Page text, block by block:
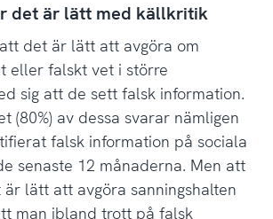
det är lätt med källkritik
det är lätt att avgöra om
eller falskt vet i större
sig att de sett falsk information.
(80%) av dessa svarar nämligen
falsk information på sociala
senaste 12 månaderna. Men att
lätt att avgöra sanningshalten
man ibland trott på falsk